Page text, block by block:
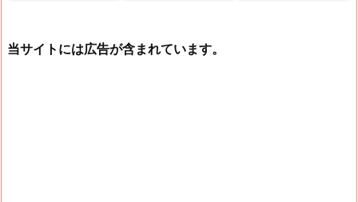
当サイトには広告が含まれています。